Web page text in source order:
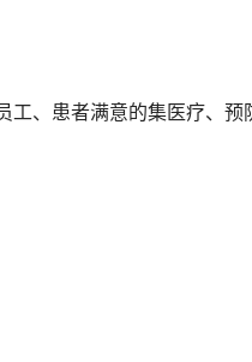
工、患者满意的集医疗、